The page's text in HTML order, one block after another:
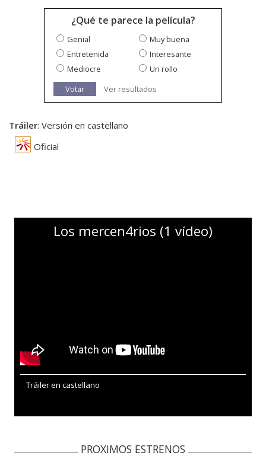
¿Qué te parece la película?
Genial
Muy buena
Entretenida
Interesante
Mediocre
Un rollo
Votar
Ver resultados
Tráiler: Versión en castellano
Oficial
Los mercen4rios (1 vídeo)
Tráiler en castellano
PROXIMOS ESTRENOS